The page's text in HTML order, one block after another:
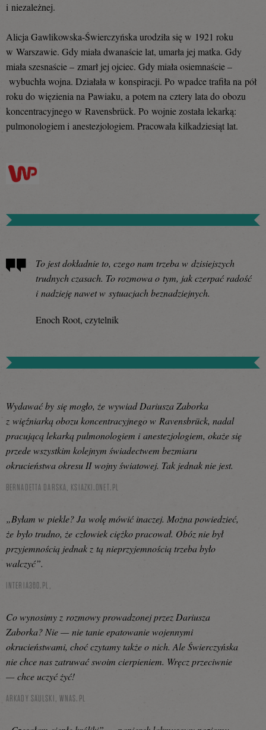
i niezależnej.
Alicja Gawlikowska-Świerczyńska urodziła się w 1921 roku
w Warszawie. Gdy miała dwanaście lat, umarła jej matka. Gdy
miała szesnaście – zmarł jej ojciec. Gdy miała osiemnaście –
wybuchła wojna. Działała w konspiracji. Po wpadce trafiła na pół
roku do więzienia na Pawiaku, a potem na cztery lata do obozu
koncentracyjnego w Ravensbrück. Po wojnie została lekarką:
pulmonologiem i anestezjologiem. Pracowała kilkadziesiąt lat.
To jest dokładnie to, czego nam trzeba w dzisiejszych
trudnych czasach. To rozmowa o tym, jak czerpać radość
i nadzieję nawet w sytuacjach beznadziejnych.
Enoch Root, czytelnik
Wydawać by się mogło, że wywiad Dariusza Zaborka
z więźniarką obozu koncentracyjnego w Ravensbrück, nadal
pracującą lekarką pulmonologiem i anestezjologiem, okaże się
przede wszystkim kolejnym świadectwem bezmiaru
okrucieństwa okresu II wojny światowej. Tak jednak nie jest.
BERNADETTA DARSKA, KSIAZKI.ONET.PL
„Byłam w piekle? Ja wolę mówić inaczej. Można powiedzieć,
że było trudno, że człowiek ciężko pracował. Obóz nie był
przyjemnością jednak z tą nieprzyjemnością trzeba było
walczyć”.
INTERIA360.PL,
Co wynosimy z rozmowy prowadzonej przez Dariusza
Zaborka? Nie — nie tanie epatowanie wojennymi
okrucieństwami, choć czytamy także o nich. Ale Świerczyńska
nie chce nas zatruwać swoim cierpieniem. Wręcz przeciwnie
— chce uczyć żyć!
ARKADY SAULSKI, WNAS.PL